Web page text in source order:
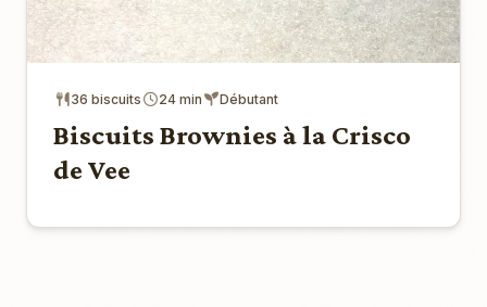
36 biscuits 24 min Débutant
Biscuits Brownies à la Crisco
de Vee